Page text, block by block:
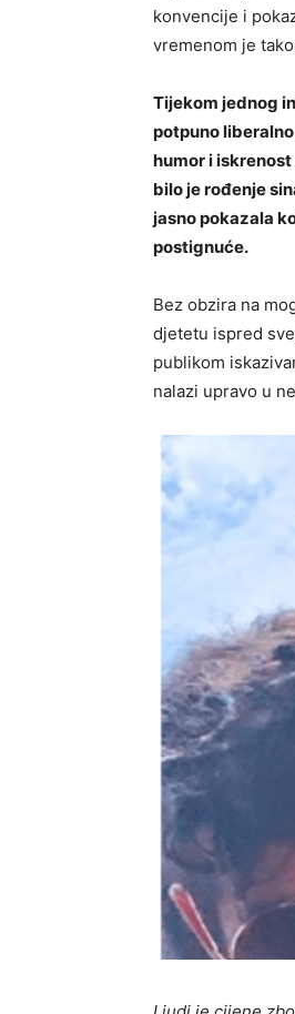
konvencije i
vremenom je
Tijekom jednog
potpuno liberalno
humor i
bilo je rođenje
jasno pokazala
postignuće.
Bez obzira na
djetetu ispred
publikom
nalazi upravo u